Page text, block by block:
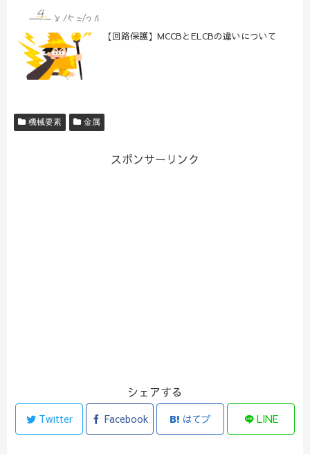
【回路保護】MCCBとELCBの違いについて
機械要素 金属
スポンサーリンク
シェアする
Twitter Facebook はてブ LINE